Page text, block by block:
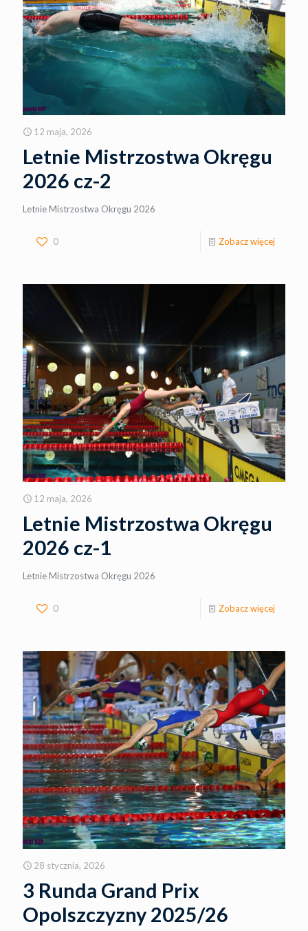
12 maja, 2026
Letnie Mistrzostwa Okręgu
2026 cz-2
Letnie Mistrzostwa Okręgu 2026
0 Zobacz więcej
12 maja, 2026
Letnie Mistrzostwa Okręgu
2026 cz-1
Letnie Mistrzostwa Okręgu 2026
0 Zobacz więcej
28 stycznia, 2026
3 Runda Grand Prix
Opolszczyzny 2025/26